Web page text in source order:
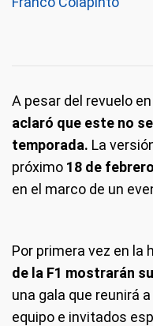
A pesar del revuelo
aclaró que este no
temporada. La
próximo 18 de febrero
en el marco de un
Por primera vez en la
de la F1 mostrarán
una gala que reunirá
equipo e invitados